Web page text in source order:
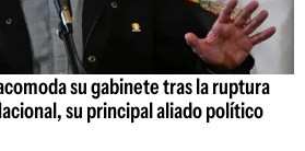
su gabinete tras la ruptura
su principal aliado político